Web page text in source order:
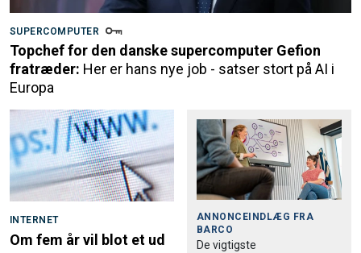
SUPERCOMPUTER
Topchef for den danske supercomputer Gefion
fratræder: Her er hans nye job - satser stort på AI i
Europa
INTERNET
Om fem år vil blot et ud
ANNONCEINDLÆG FRA
BARCO
De vigtigste